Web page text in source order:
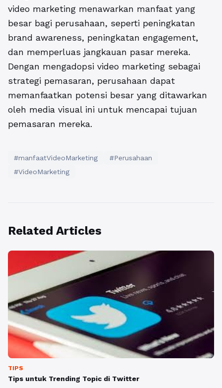
video marketing menawarkan manfaat yang
besar bagi perusahaan, seperti peningkatan
brand awareness, peningkatan engagement,
dan memperluas jangkauan pasar mereka.
Dengan mengadopsi video marketing sebagai
strategi pemasaran, perusahaan dapat
memanfaatkan potensi besar yang ditawarkan
oleh media visual ini untuk mencapai tujuan
pemasaran mereka.
#manfaatVideoMarketing
#Perusahaan
#VideoMarketing
Related Articles
TIPS
Tips untuk Trending Topic di Twitter